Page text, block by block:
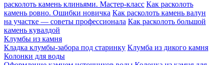
расколоть камень клиньями. Мастер-класс Как расколоть
камень ровно. Ошибки новичка Как расколоть камень валун
на участке — советы профессионала Как расколоть большой
камень кувалдой
Клумбы из камня
Кладка клумбы-забора под старинку Клумба из дикого камня
Колонки для воды